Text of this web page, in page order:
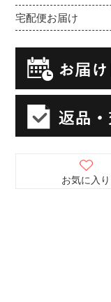
宅配便お届け
お気に入り